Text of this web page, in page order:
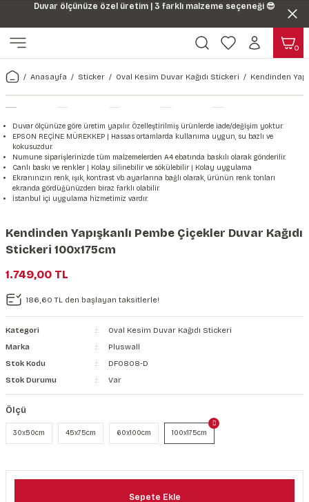
Duvar ölçünüze özel üretim | 3 farklı malzeme seçeneği 😎
Harita & Şehir Duvar Kağıdı
Türkiye Serisi Duvar Kağıdı
Şehir & Ülke Duvar Kağıdı
Duvar Kağıdı
Çiçek Duvar Kağıdı
Hayvan, Yaprak & Çiçek
Yaprak Desenli Duvar Kağıdı
Hayvan Duvar Kağıdı
Kağıdı
Doğa & Manza Duvar Kağıdı
Manzara Duvar Kağıdı
Orman Duvar Kağıdı
Tasarım & Sanatsal Duvar
Sanat Duvar Kağıdı
Geometrik Duvar Kağıdı
Araba Duvar Kağıdı
Sağlık Duvar Kağıdı
Ahşap, Mermer & Taş
Taş Desenli Duvar Kağıdı
Ahşap Desenli Duvar Kağıdı
Kağıdı Stickeri
Seti
0
Anasayfa Sticker Oval Kesim Duvar Kağıdı Stickeri Kendinden
Duvar ölçünüze göre üretim yapılır. Özelleştirilmiş ürünlerde iade/değişim yoktur.
EPSON REÇİNE MÜREKKEP | Hassas ortamlarda kullanıma uygun, su bazlı ve
kokusuzdur.
Numune siparişlerinizde tüm malzemelerden A4 ebatında baskılı olarak gönderilir.
Canlı baskı ve renkler | Kolay silinebilir ve sökülebilir | Kolay uygulama
Ekranınızın renk, ışık, kontrast vb. ayarlarına bağlı olarak, ürünün renk tonları
ekranda gördüğünüzden biraz farklı olabilir.
İstanbul içi uygulama hizmetimiz vardır.
Kendinden Yapışkanlı Pembe Çiçekler Duvar Kağıdı
Stickeri 100x175cm
1.749,00 TL
186,60 TL den başlayan taksitlerle!
Kategori
Oval Kesim Duvar Kağıdı Stickeri
Marka
Pluswall
Stok Kodu
DF0808-D
Stok Durumu
Var
Ölçü
30x50cm 45x75cm 60x100cm 100x175cm
Sepete Ekle